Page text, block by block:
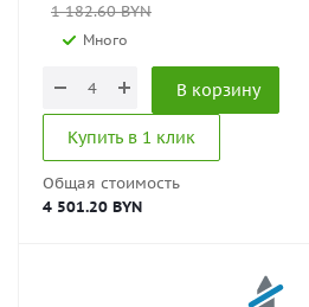
1 182.60BYN
Много
В корзину
Купить в 1 клик
Общая стоимость
4 501.20 BYN